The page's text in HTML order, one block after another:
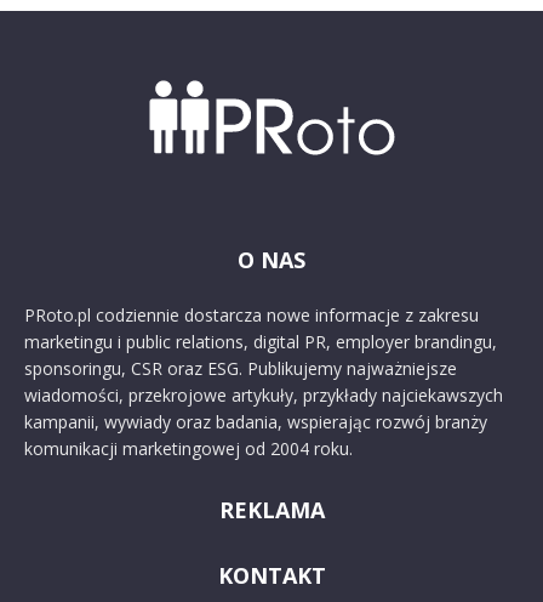
O NAS
PRoto.pl codziennie dostarcza nowe informacje z zakresu
marketingu i public relations, digital PR, employer brandingu,
sponsoringu, CSR oraz ESG. Publikujemy najważniejsze
wiadomości, przekrojowe artykuły, przykłady najciekawszych
kampanii, wywiady oraz badania, wspierając rozwój branży
komunikacji marketingowej od 2004 roku.
REKLAMA
KONTAKT